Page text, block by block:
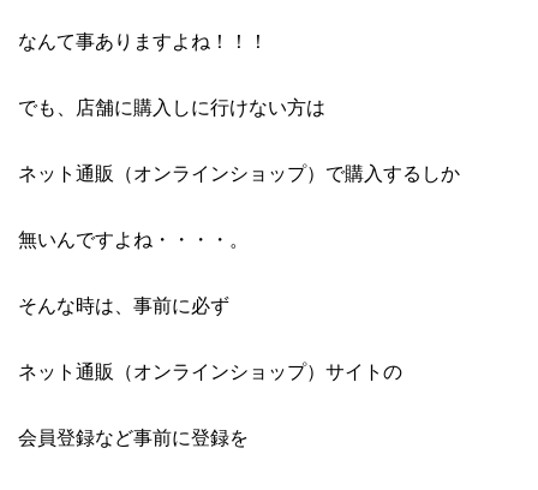
なんて事ありますよね！！！
でも、店舗に購入しに行けない方は
ネット通販（オンラインショップ）で購入するしか
無いんですよね・・・・。
そんな時は、事前に必ず
ネット通販（オンラインショップ）サイトの
会員登録など事前に登録を